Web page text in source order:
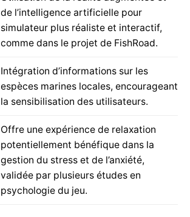
de l’intelligence artificielle pour
simulateur plus réaliste et interactif,
comme dans le projet de FishRoad.
Intégration d’informations sur les
espèces marines locales, encourageant
la sensibilisation des utilisateurs.
Offre une expérience de relaxation
potentiellement bénéfique dans la
gestion du stress et de l’anxiété,
validée par plusieurs études en
psychologie du jeu.